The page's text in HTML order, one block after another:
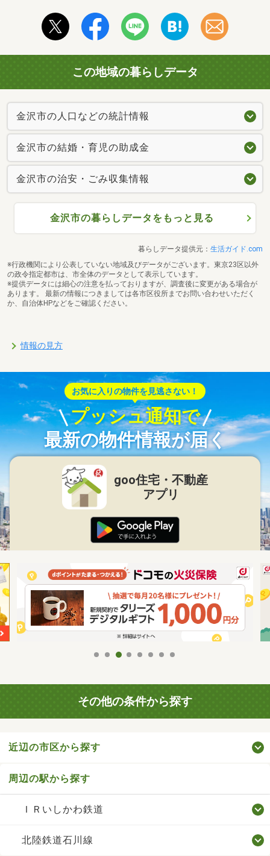
この地域の暮らしデータ
金沢市の人口などの統計情報
金沢市の結婚・育児の助成金
金沢市の治安・ごみ収集情報
金沢市の暮らしデータをもっと見る
暮らしデータ提供元： 生活ガイド.com
※行政機関により公表していない地域及びデータがございます。東京23区以外
の政令指定都市は、市全体のデータとして表示しています。
※提供データには細心の注意を払っておりますが、調査後に変更がある場合が
あります。 最新の情報につきましては各市区役所までお問い合わせいただく
か、自治体HPなどをご確認ください。
情報の見方
お気に入りの物件を見逃さない！
プッシュ通知で
最新の物件情報が届く
goo住宅・不動産
アプリ
その他の条件から探す
近辺の市区から探す
周辺の駅から探す
ＩＲいしかわ鉄道
北陸鉄道石川線